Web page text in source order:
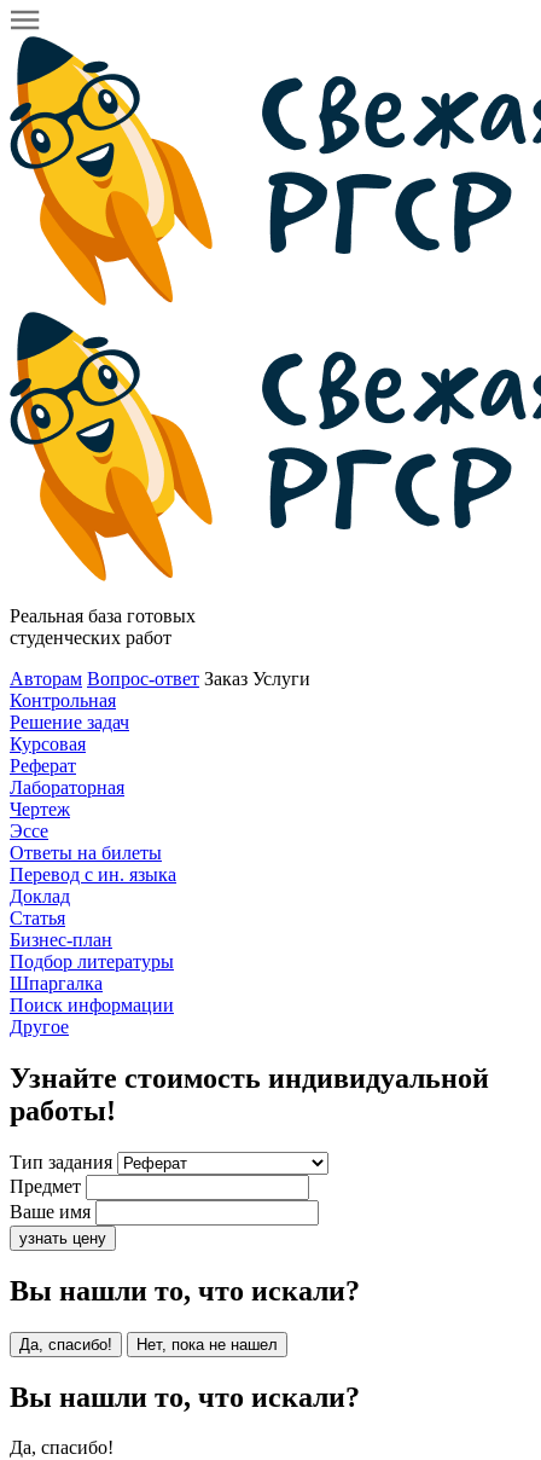
Реальная база готовых
студенческих работ
Авторам Вопрос-ответ Заказ Услуги
Контрольная
Решение задач
Курсовая
Реферат
Лабораторная
Чертеж
Эссе
Ответы на билеты
Перевод с ин. языка
Доклад
Статья
Бизнес-план
Подбор литературы
Шпаргалка
Поиск информации
Другое
Узнайте стоимость индивидуальной
работы!
Тип задания
Предмет
Ваше имя
узнать цену
Вы нашли то, что искали?
Да, спасибо! Нет, пока не нашел
Вы нашли то, что искали?
Да, спасибо!